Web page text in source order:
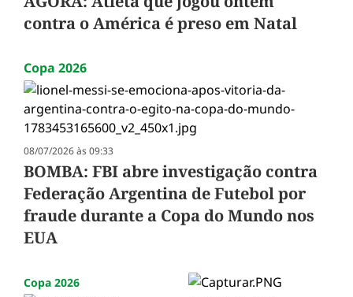
contra o América é preso em Natal
Copa 2026
08/07/2026 às 09:33
BOMBA: FBI abre investigação contra
Federação Argentina de Futebol por
fraude durante a Copa do Mundo nos
EUA
Copa 2026